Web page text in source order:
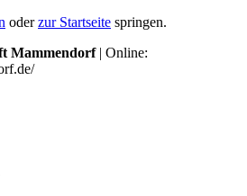
oderzur Startseite springen.
Mammendorf| Online: